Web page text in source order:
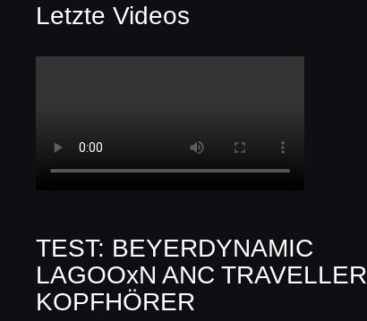
Letzte Videos
TEST: BEYERDYNAMIC
LAGOOxN ANC TRAVELLER
KOPFHÖRER